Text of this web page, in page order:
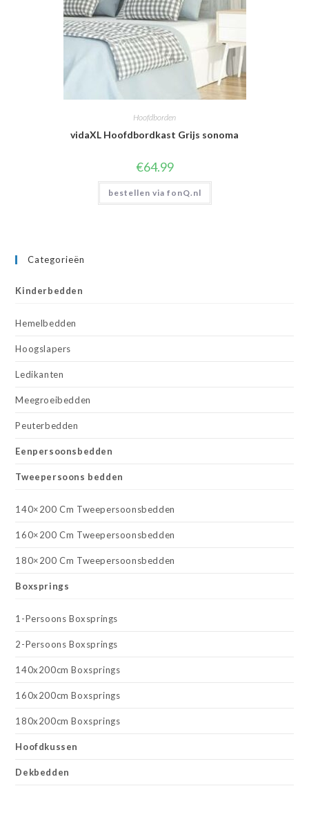
Hoofdborden
vidaXL Hoofdbordkast Grijs sonoma
€64.99
bestellen via fonQ.nl
Categorieën
Kinderbedden
Hemelbedden
Hoogslapers
Ledikanten
Meegroeibedden
Peuterbedden
Eenpersoonsbedden
Tweepersoons bedden
140×200 Cm Tweepersoonsbedden
160×200 Cm Tweepersoonsbedden
180×200 Cm Tweepersoonsbedden
Boxsprings
1-Persoons Boxsprings
2-Persoons Boxsprings
140x200cm Boxsprings
160x200cm Boxsprings
180x200cm Boxsprings
Hoofdkussen
Dekbedden